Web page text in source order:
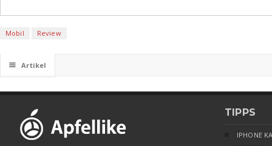
Mobil Review
☰ Artikel
TIPPS
IPHONE